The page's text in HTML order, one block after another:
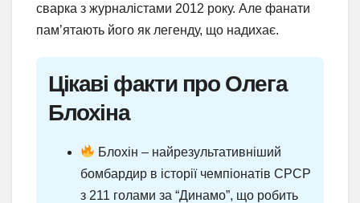
сварка з журналістами 2012 року. Але фанати
пам’ятають його як легенду, що надихає.
Цікаві факти про Олега
Блохіна
Блохін – найрезультативніший
бомбардир в історії чемпіонатів СРСР
з 211 голами за “Динамо”, що робить